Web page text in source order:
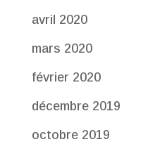
avril 2020
mars 2020
février 2020
décembre 2019
octobre 2019